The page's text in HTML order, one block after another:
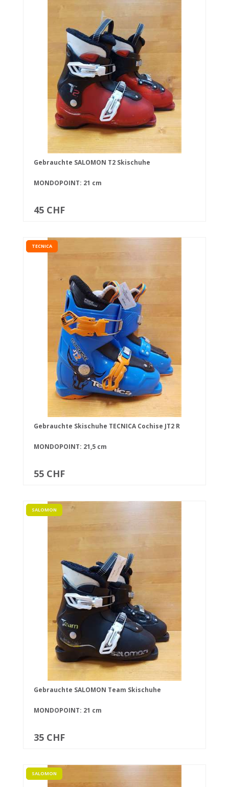
Gebrauchte SALOMON T2 Skischuhe
MONDOPOINT: 21 cm
45 CHF
TECNICA
Gebrauchte Skischuhe TECNICA Cochise JT2 R
MONDOPOINT: 21,5 cm
55 CHF
SALOMON
Gebrauchte SALOMON Team Skischuhe
MONDOPOINT: 21 cm
35 CHF
SALOMON